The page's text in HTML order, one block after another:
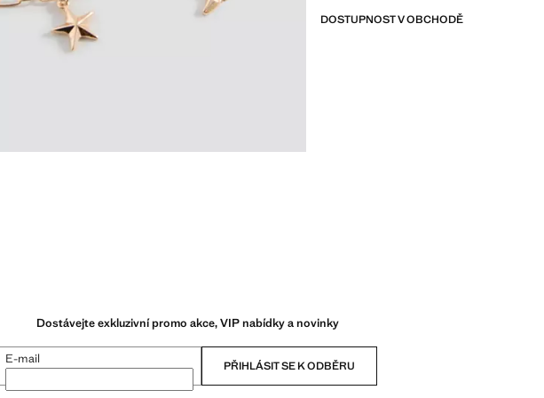
DOSTUPNOST V OBCHODĚ
Dostávejte exkluzivní promo akce, VIP nabídky a novinky
E-mail PŘIHLÁSIT SE K ODBĚRU